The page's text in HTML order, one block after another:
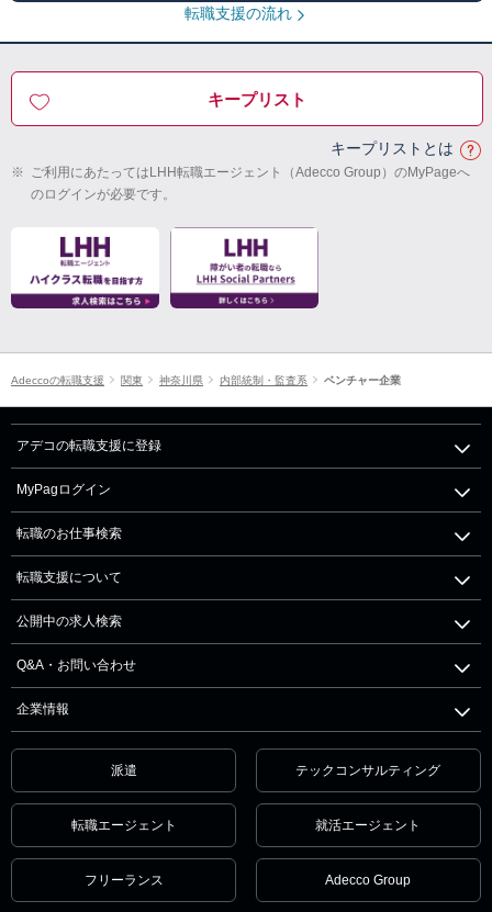
転職支援の流れ
キープリスト
キープリストとは
※ ご利用にあたってはLHH転職エージェント（Adecco Group）のMyPageへ
のログインが必要です。
Adeccoの転職支援 関東 神奈川県 内部統制・監査系 ベンチャー企業
アデコの転職支援に登録
MyPagログイン
転職のお仕事検索
転職支援について
公開中の求人検索
Q&A・お問い合わせ
企業情報
派遣 テックコンサルティング
転職エージェント 就活エージェント
フリーランス Adecco Group